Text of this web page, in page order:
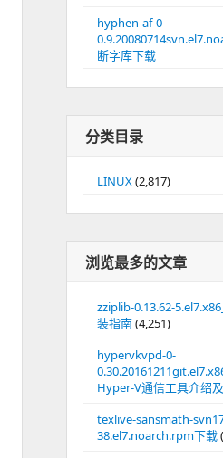
hyphen-af-0-
断字库下载
分类目录
LINUX(2,817)
浏览最多的文章
zziplib-0.13.62-
装指南(4,251)
hypervkvpd-0-
Hyper-V通信工具介绍
texlive-sansmath-
38.el7.noarch.rpm下载